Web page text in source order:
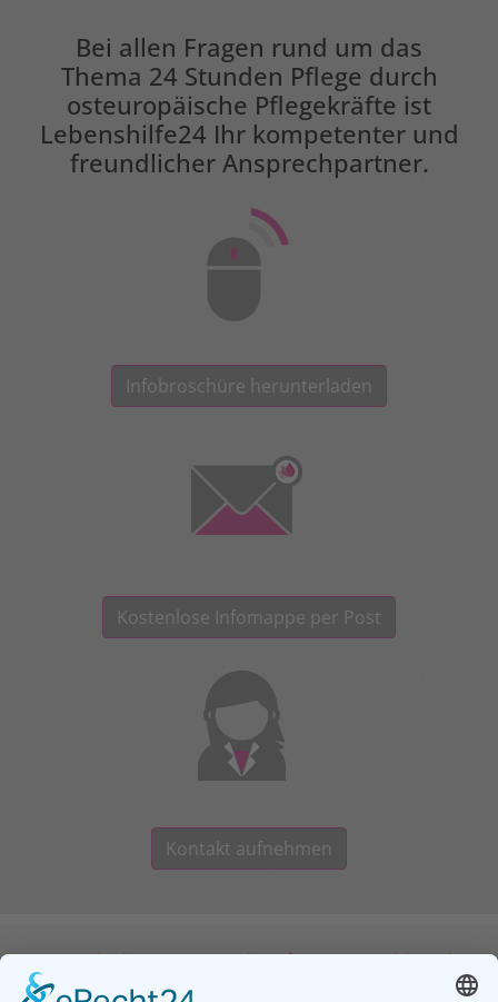
Bei allen Fragen rund um das
Thema 24 Stunden Pflege durch
osteuropäische Pflegekräfte ist
Lebenshilfe24 Ihr kompetenter und
freundlicher Ansprechpartner.
Infobroschüre herunterladen
Kostenlose Infomappe per Post
Kontakt aufnehmen
Kontakt|Impressum|Haftungsausschluss|
Datenschutzerklärung
Login-